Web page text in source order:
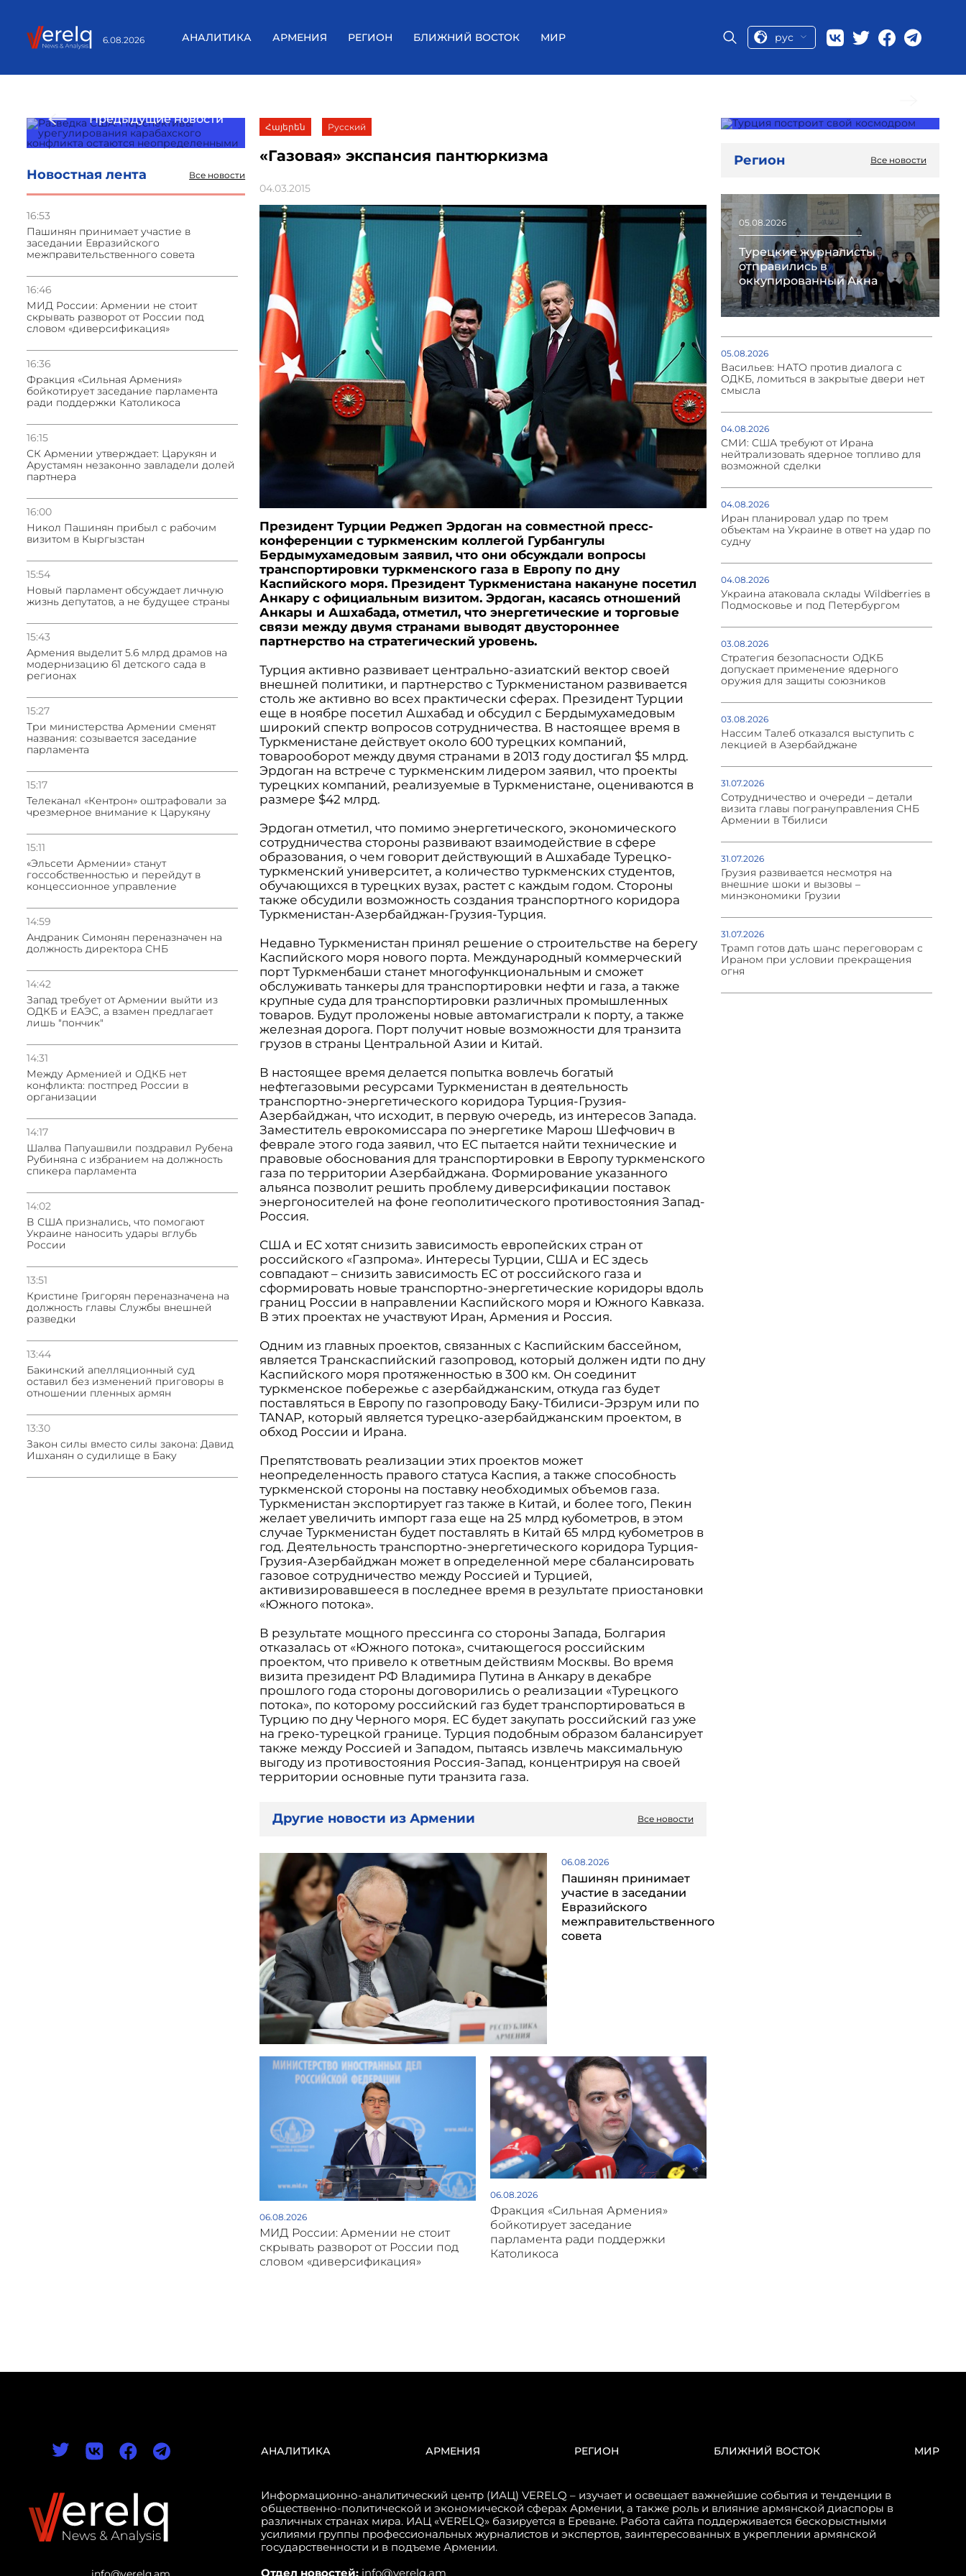
6.08.2026 АНАЛИТИКА АРМЕНИЯ РЕГИОН БЛИЖНИЙ ВОСТОК МИР рус
Предыдущие новости
Новостная лента Все новости
16:53
Пашинян принимает участие в
заседании Евразийского
межправительственного совета
16:46
МИД России: Армении не стоит
скрывать разворот от России под
словом «диверсификация»
16:36
Фракция «Сильная Армения»
бойкотирует заседание парламента
ради поддержки Католикоса
16:15
СК Армении утверждает: Царукян и
Арустамян незаконно завладели долей
партнера
16:00
Никол Пашинян прибыл с рабочим
визитом в Кыргызстан
15:54
Новый парламент обсуждает личную
жизнь депутатов, а не будущее страны
15:43
Армения выделит 5.6 млрд драмов на
модернизацию 61 детского сада в
регионах
15:27
Три министерства Армении сменят
названия: созывается заседание
парламента
15:17
Телеканал «Кентрон» оштрафовали за
чрезмерное внимание к Царукяну
15:11
«Эльсети Армении» станут
госсобственностью и перейдут в
концессионное управление
14:59
Андраник Симонян переназначен на
должность директора СНБ
14:42
Запад требует от Армении выйти из
ОДКБ и ЕАЭС, а взамен предлагает
лишь "пончик"
14:31
Между Арменией и ОДКБ нет
конфликта: постпред России в
организации
14:17
Шалва Папуашвили поздравил Рубена
Рубиняна с избранием на должность
спикера парламента
14:02
В США признались, что помогают
Украине наносить удары вглубь
России
13:51
Кристине Григорян переназначена на
должность главы Службы внешней
разведки
13:44
Бакинский апелляционный суд
оставил без изменений приговоры в
отношении пленных армян
13:30
Закон силы вместо силы закона: Давид
Ишханян о судилище в Баку
Հայերեն Русский
«Газовая» экспансия пантюркизма
04.03.2015
Президент Турции Реджеп Эрдоган на совместной пресс-
конференции с туркменским коллегой Гурбангулы
Бердымухамедовым заявил, что они обсуждали вопросы
транспортировки туркменского газа в Европу по дну
Каспийского моря. Президент Туркменистана накануне посетил
Анкару с официальным визитом. Эрдоган, касаясь отношений
Анкары и Ашхабада, отметил, что энергетические и торговые
связи между двумя странами выводят двустороннее
партнерство на стратегический уровень.
Турция активно развивает центрально-азиатский вектор своей
внешней политики, и партнерство с Туркменистаном развивается
столь же активно во всех практически сферах. Президент Турции
еще в ноябре посетил Ашхабад и обсудил с Бердымухамедовым
широкий спектр вопросов сотрудничества. В настоящее время в
Туркменистане действует около 600 турецких компаний,
товарооборот между двумя странами в 2013 году достигал $5 млрд.
Эрдоган на встрече с туркменским лидером заявил, что проекты
турецких компаний, реализуемые в Туркменистане, оцениваются в
размере $42 млрд.
Эрдоган отметил, что помимо энергетического, экономического
сотрудничества стороны развивают взаимодействие в сфере
образования, о чем говорит действующий в Ашхабаде Турецко-
туркменский университет, а количество туркменских студентов,
обучающихся в турецких вузах, растет с каждым годом. Стороны
также обсудили возможность создания транспортного коридора
Туркменистан-Азербайджан-Грузия-Турция.
Недавно Туркменистан принял решение о строительстве на берегу
Каспийского моря нового порта. Международный коммерческий
порт Туркменбаши станет многофункциональным и сможет
обслуживать танкеры для транспортировки нефти и газа, а также
крупные суда для транспортировки различных промышленных
товаров. Будут проложены новые автомагистрали к порту, а также
железная дорога. Порт получит новые возможности для транзита
грузов в страны Центральной Азии и Китай.
В настоящее время делается попытка вовлечь богатый
нефтегазовыми ресурсами Туркменистан в деятельность
транспортно-энергетического коридора Турция-Грузия-
Азербайджан, что исходит, в первую очередь, из интересов Запада.
Заместитель еврокомиссара по энергетике Марош Шефчович в
феврале этого года заявил, что ЕС пытается найти технические и
правовые обоснования для транспортировки в Европу туркменского
газа по территории Азербайджана. Формирование указанного
альянса позволит решить проблему диверсификации поставок
энергоносителей на фоне геополитического противостояния Запад-
Россия.
США и ЕС хотят снизить зависимость европейских стран от
российского «Газпрома». Интересы Турции, США и ЕС здесь
совпадают – снизить зависимость ЕС от российского газа и
сформировать новые транспортно-энергетические коридоры вдоль
границ России в направлении Каспийского моря и Южного Кавказа.
В этих проектах не участвуют Иран, Армения и Россия.
Одним из главных проектов, связанных с Каспийским бассейном,
является Транскаспийский газопровод, который должен идти по дну
Каспийского моря протяженностью в 300 км. Он соединит
туркменское побережье с азербайджанским, откуда газ будет
поставляться в Европу по газопроводу Баку-Тбилиси-Эрзрум или по
TANAP, который является турецко-азербайджанским проектом, в
обход России и Ирана.
Препятствовать реализации этих проектов может
неопределенность правого статуса Каспия, а также способность
туркменской стороны на поставку необходимых объемов газа.
Туркменистан экспортирует газ также в Китай, и более того, Пекин
желает увеличить импорт газа еще на 25 млрд кубометров, в этом
случае Туркменистан будет поставлять в Китай 65 млрд кубометров в
год. Деятельность транспортно-энергетического коридора Турция-
Грузия-Азербайджан может в определенной мере сбалансировать
газовое сотрудничество между Россией и Турцией,
активизировавшееся в последнее время в результате приостановки
«Южного потока».
В результате мощного прессинга со стороны Запада, Болгария
отказалась от «Южного потока», считающегося российским
проектом, что привело к ответным действиям Москвы. Во время
визита президент РФ Владимира Путина в Анкару в декабре
прошлого года стороны договорились о реализации «Турецкого
потока», по которому российский газ будет транспортироваться в
Турцию по дну Черного моря. ЕС будет закупать российский газ уже
на греко-турецкой границе. Турция подобным образом балансирует
также между Россией и Западом, пытаясь извлечь максимальную
выгоду из противостояния Россия-Запад, концентрируя на своей
территории основные пути транзита газа.
Другие новости из Армении Все новости
06.08.2026
Пашинян принимает
участие в заседании
Евразийского
межправительственного
совета
06.08.2026
МИД России: Армении не стоит
скрывать разворот от России под
словом «диверсификация»
06.08.2026
Фракция «Сильная Армения»
бойкотирует заседание
парламента ради поддержки
Католикоса
Регион Все новости
05.08.2026
Турецкие журналисты
отправились в
оккупированный Акна
05.08.2026
Васильев: НАТО против диалога с
ОДКБ, ломиться в закрытые двери нет
смысла
04.08.2026
СМИ: США требуют от Ирана
нейтрализовать ядерное топливо для
возможной сделки
04.08.2026
Иран планировал удар по трем
объектам на Украине в ответ на удар по
судну
04.08.2026
Украина атаковала склады Wildberries в
Подмосковье и под Петербургом
03.08.2026
Стратегия безопасности ОДКБ
допускает применение ядерного
оружия для защиты союзников
03.08.2026
Нассим Талеб отказался выступить с
лекцией в Азербайджане
31.07.2026
Сотрудничество и очереди – детали
визита главы погрануправления СНБ
Армении в Тбилиси
31.07.2026
Грузия развивается несмотря на
внешние шоки и вызовы –
минэкономики Грузии
31.07.2026
Трамп готов дать шанс переговорам с
Ираном при условии прекращения
огня
АНАЛИТИКА АРМЕНИЯ РЕГИОН БЛИЖНИЙ ВОСТОК МИР
Информационно-аналитический центр (ИАЦ) VERELQ – изучает и освещает важнейшие события и тенденции в
общественно-политической и экономической сферах Армении, а также роль и влияние армянской диаспоры в
различных странах мира. ИАЦ «VERELQ» базируется в Ереване. Работа сайта поддерживается бескорыстными
усилиями группы профессиональных журналистов и экспертов, заинтересованных в укреплении армянской
государственности и в подъеме Армении.
Отдел новостей: info@verelq.am